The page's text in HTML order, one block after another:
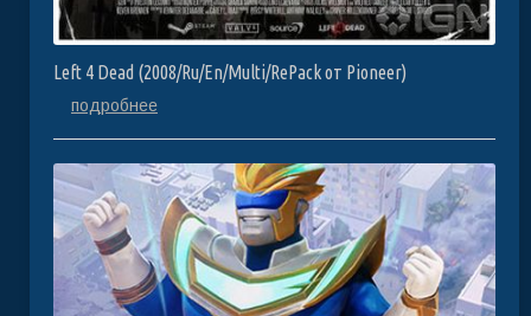
Left 4 Dead (2008/Ru/En/Multi/RePack от Pioneer)
подробнее